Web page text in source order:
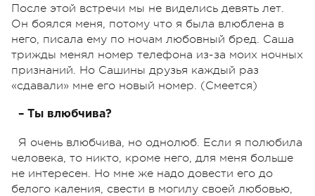
После этой встречи мы не виделись девять лет.
Он боялся меня, потому что я была влюблена в
него, писала ему по ночам любовный бред. Саша
трижды менял номер телефона из-за моих ночных
признаний. Но Сашины друзья каждый раз
«сдавали» мне его новый номер. (Смеется)
– Ты влюбчива?
Я очень влюбчива, но однолюб. Если я полюбила
человека, то никто, кроме него, для меня больше
не интересен. Но мне же надо довести его до
белого каления, свести в могилу своей любовью,